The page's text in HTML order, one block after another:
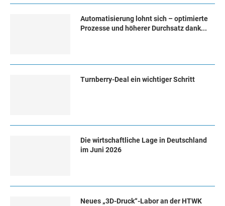
Automatisierung lohnt sich – optimierte
Prozesse und höherer Durchsatz dank...
Turn­ber­ry-Deal ein wich­ti­ger Schritt
Die wirtschaftliche Lage in Deutschland
im Juni 2026
Neues „3D-Druck“-Labor an der HTWK